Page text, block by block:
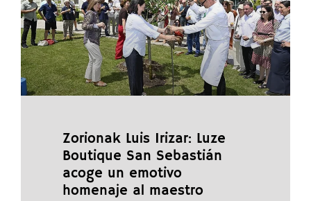
Zorionak Luis Irizar: Luze
Boutique San Sebastián
acoge un emotivo
homenaje al maestro